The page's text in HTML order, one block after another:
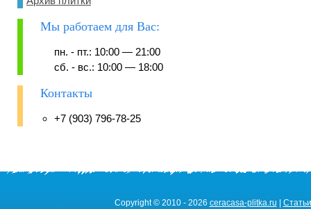
Мы работаем для Вас:
пн. - пт.: 10:00 — 21:00
сб. - вс.: 10:00 — 18:00
Контакты
+7 (903) 796-78-25
Copyright © 2010 - 2026 ceracasa-plitka.ru